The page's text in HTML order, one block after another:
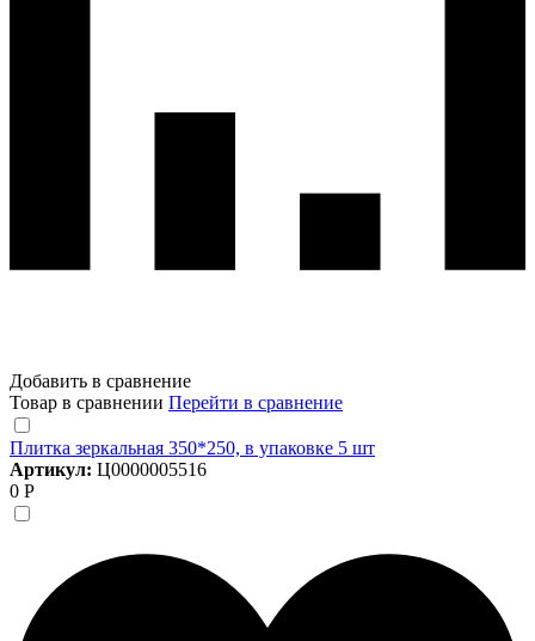
Добавить в сравнение
Товар в сравнении Перейти в сравнение
Плитка зеркальная 350*250, в упаковке 5 шт
Артикул: Ц0000005516
0 Р